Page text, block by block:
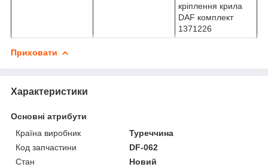
кріплення крила
DAF комплект
1371226
Приховати
Характеристики
Основні атрибути
Країна виробник
Туреччина
Код запчастини
DF-062
Стан
Новий